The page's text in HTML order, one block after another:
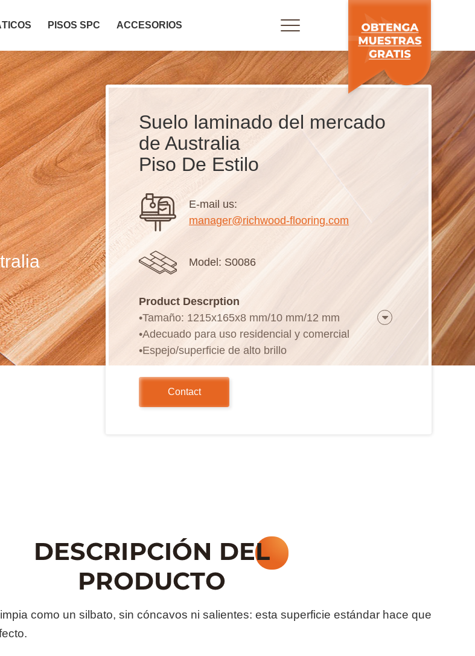
PISOS SPC ACCESORIOS
Suelo laminado del mercado
de Australia
Piso De Estilo
E-mail us:
manager@richwood-flooring.com
Model: S0086
Product Descrption
•Tamaño: 1215x165x8 mm/10 mm/12 mm
•Adecuado para uso residencial y comercial
•Espejo/superficie de alto brillo
• Borde prensado (borde enrollado) los cuatro lados
•Instalación sin pegamento
Contact
como un silbato, sin cóncavos ni salientes: esta superficie estándar hace que